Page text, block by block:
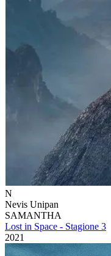
N
Nevis Unipan
SAMANTHA
Lost in Space - Stagione 3
2021